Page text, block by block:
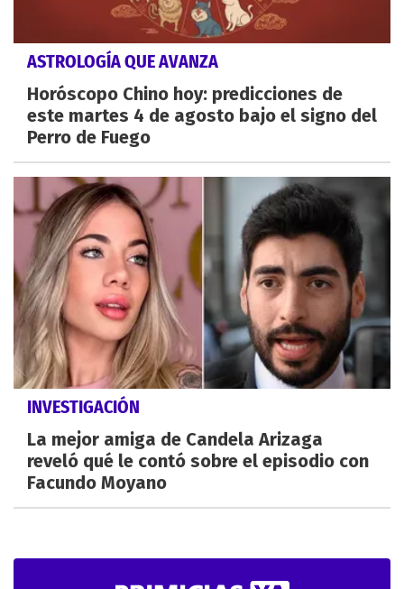
ASTROLOGÍA QUE AVANZA
Horóscopo Chino hoy: predicciones de
este martes 4 de agosto bajo el signo del
Perro de Fuego
INVESTIGACIÓN
La mejor amiga de Candela Arizaga
reveló qué le contó sobre el episodio con
Facundo Moyano